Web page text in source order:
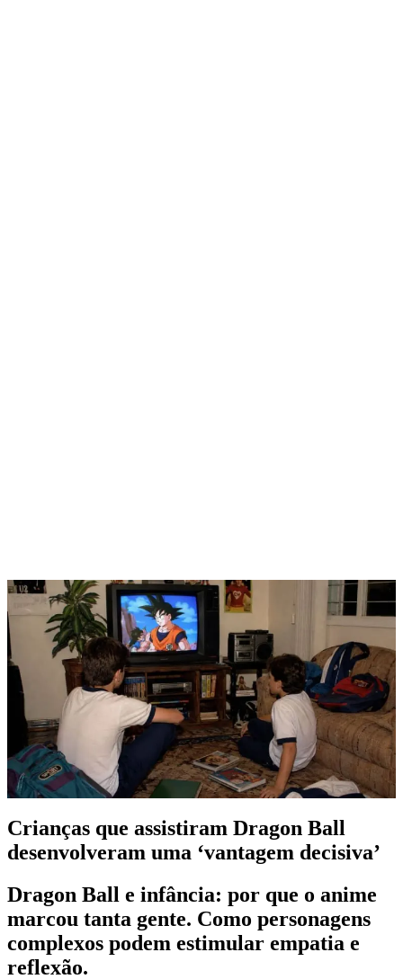
Crianças que assistiram Dragon Ball
desenvolveram uma ‘vantagem decisiva’
Dragon Ball e infância: por que o anime
marcou tanta gente. Como personagens
complexos podem estimular empatia e
reflexão.